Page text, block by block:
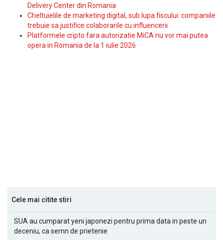
Delivery Center din Romania
Cheltuielile de marketing digital, sub lupa fiscului: companiile
trebuie sa justifice colaborarile cu influencerii
Platformele cripto fara autorizatie MiCA nu vor mai putea
opera in Romania de la 1 iulie 2026
Cele mai citite stiri
SUA au cumparat yeni japonezi pentru prima data in peste un
deceniu, ca semn de prietenie